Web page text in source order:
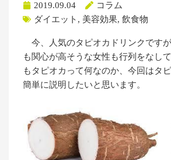
2019.09.04
コラム
ダイエット , 美容効果, 飲食物
今、人気のタピオカドリンクです
も関心が高そうな女性も行列をなし
もタピオカって何なのか、今回はタ
簡単に説明したいと思います。